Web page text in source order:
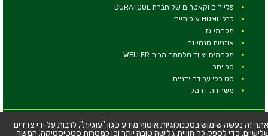
פליירים וקאטרים של חברת DURATOOL
כבלי HDMI איכותיים
מלחמי גז
אוזניות סנהייזר
מלחמים וציוד הלחמה מבית WELLER
ספייסר
סט כלי עבודה ידניים
משחזות דרמל
© כל הזכויות שמורות - טלמיר אלקטרוניקה בע''מ
כתובת: דרך העצמאות 63, חיפה
זה נעשה שימוש בטכנולוגיות איסוף מידע כגון "עוגיות", לרבות על ידי צדדים
כדי לספק לך חוויית גלישה טובה יותר וכן למטרות סטטיסטיקה. המשך